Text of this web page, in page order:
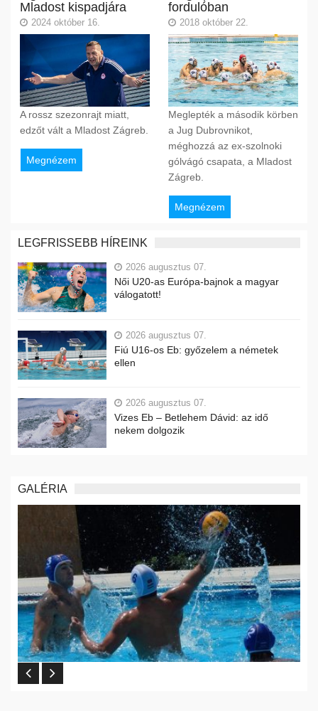
Mladost kispadjára
2024 október 16.
A rossz szezonrajt miatt,
edzőt vált a Mladost Zágreb.
Megnézem
fordulóban
2018 október 22.
Meglepték a második körben
a Jug Dubrovnikot,
méghozzá az ex-szolnoki
gólvágó csapata, a Mladost
Zágreb.
Megnézem
LEGFRISSEBB HÍREINK
2026 augusztus 07.
Női U20-as Európa-bajnok a magyar
válogatott!
2026 augusztus 07.
Fiú U16-os Eb: győzelem a németek
ellen
2026 augusztus 07.
Vizes Eb – Betlehem Dávid: az idő
nekem dolgozik
GALÉRIA